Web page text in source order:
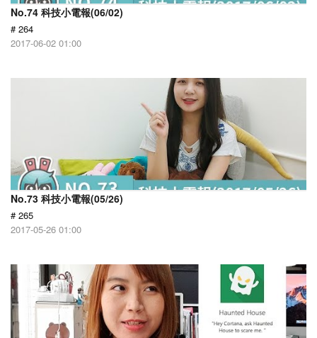
No.74 科技小電報(06/02)
# 264
2017-06-02 01:00
No.73 科技小電報(05/26)
# 265
2017-05-26 01:00